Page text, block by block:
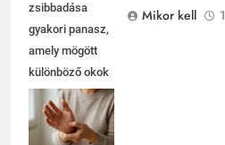
zsibbadása
gyakori panasz,
amely mögött
különböző okok
állhatnak, mint
például
idegnyomódás
Mikor kell